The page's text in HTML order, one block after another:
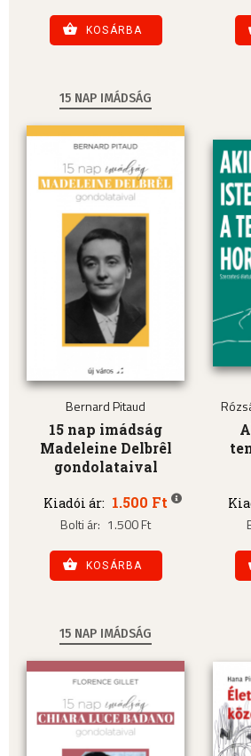
KOSÁRBA
15 NAP IMÁDSÁG
Bernard Pitaud
15 nap imádság
Madeleine Delbrêl
gondolataival
Kiadói ár: 1.500 Ft
Bolti ár: 1.500 Ft
KOSÁRBA
15 NAP IMÁDSÁG